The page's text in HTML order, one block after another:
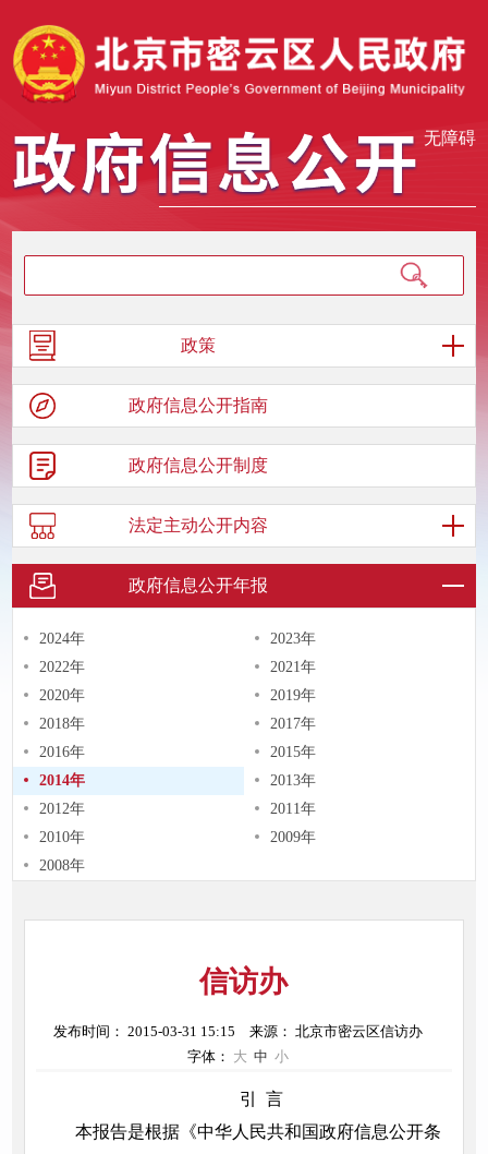
无障碍
政策
政府信息公开指南
政府信息公开制度
法定主动公开内容
政府信息公开年报
2024年
2023年
2022年
2021年
2020年
2019年
2018年
2017年
2016年
2015年
2014年
2013年
2012年
2011年
2010年
2009年
2008年
信访办
发布时间： 2015-03-31 15:15
来源： 北京市密云区信访办
字体： 大 中 小
引 言
本报告是根据《中华人民共和国政府信息公开条